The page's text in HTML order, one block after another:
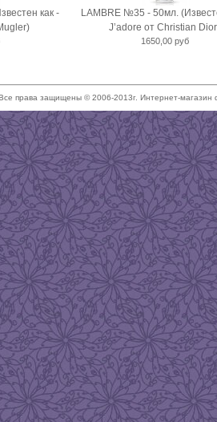
как -
LAMBRE №35 - 50мл.
J’adore от Christian
1650,00 руб
права защищены © 2006-2013г. Интернет-магазин